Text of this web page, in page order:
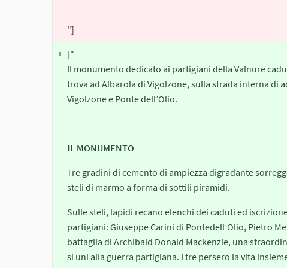
"]
+ ["
Il monumento dedicato ai partigiani della Valnure
trova ad Albarola di Vigolzone, sulla strada interna di
Vigolzone e Ponte dell’Olio.
IL MONUMENTO
Tre gradini di cemento di ampiezza digradante
steli di marmo a forma di sottili piramidi.
Sulle steli, lapidi recano elenchi dei caduti ed
partigiani: Giuseppe Carini di Pontedell’Olio, Pietro
battaglia di Archibald Donald Mackenzie, una
si unì alla guerra partigiana. I tre persero la vita